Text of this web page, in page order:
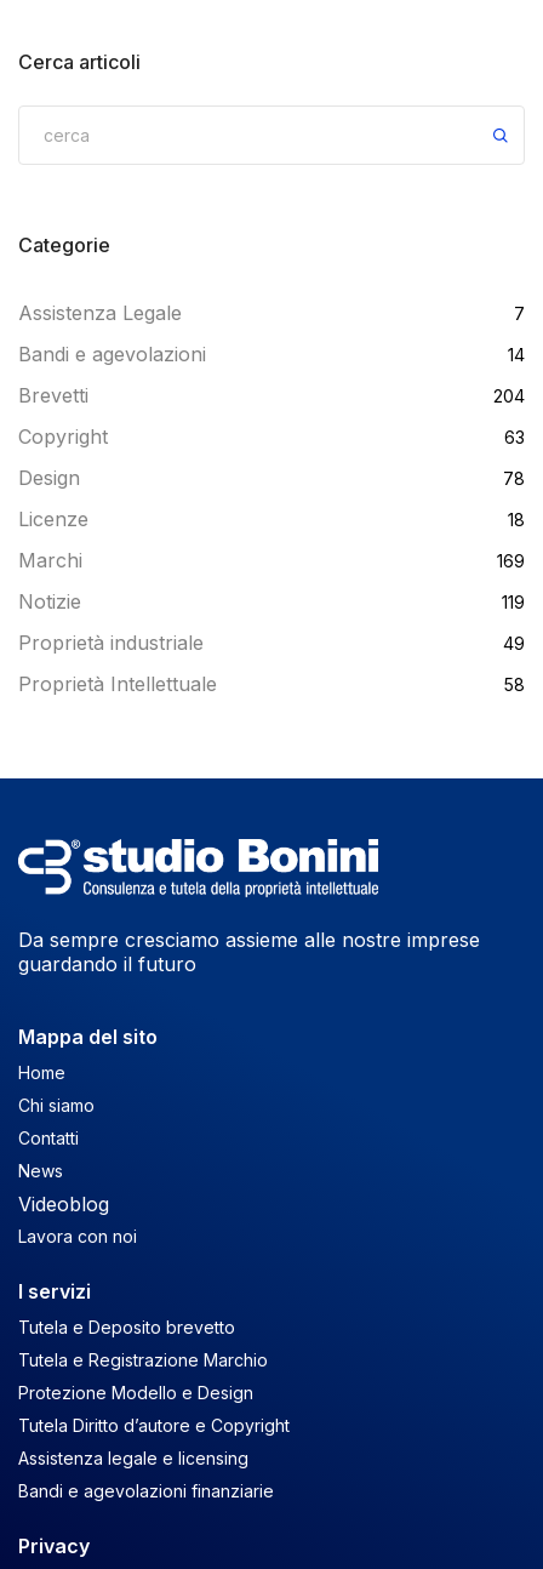
Cerca articoli
Categorie
Assistenza Legale 7
Bandi e agevolazioni 14
Brevetti 204
Copyright 63
Design 78
Licenze 18
Marchi 169
Notizie 119
Proprietà industriale 49
Proprietà Intellettuale 58
Da sempre cresciamo assieme alle nostre imprese
guardando il futuro
Mappa del sito
Home
Chi siamo
Contatti
News
Videoblog
Lavora con noi
I servizi
Tutela e Deposito brevetto
Tutela e Registrazione Marchio
Protezione Modello e Design
Tutela Diritto d’autore e Copyright
Assistenza legale e licensing
Bandi e agevolazioni finanziarie
Privacy